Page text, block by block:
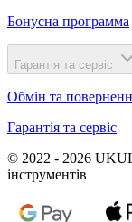
Бонусна программа
Гарантія та сервіс
Обмін та
Гарантія та сервіс
© 2022 - 2026
інструментів